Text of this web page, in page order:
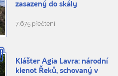
zasazený do skály
7.675 přečtení
Klášter Agia Lavra: národní
klenot Řeků, schovaný v